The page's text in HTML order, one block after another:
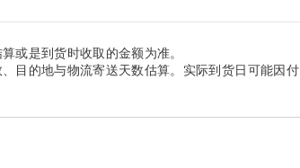
或是到货时收取的金额为准。
目的地与物流寄送天数估算。实际到货日可能因付